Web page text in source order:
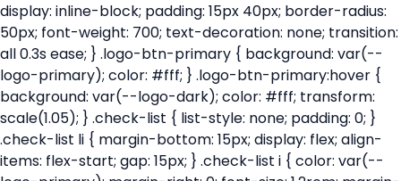
display: inline-block; padding: 15px 40px; border-radius:
50px; font-weight: 700; text-decoration: none; transition:
all 0.3s ease; } .logo-btn-primary { background: var(--
logo-primary); color: #fff; } .logo-btn-primary:hover {
background: var(--logo-dark); color: #fff; transform:
scale(1.05); } .check-list { list-style: none; padding: 0; }
.check-list li { margin-bottom: 15px; display: flex; align-
items: flex-start; gap: 15px; } .check-list i { color: var(--